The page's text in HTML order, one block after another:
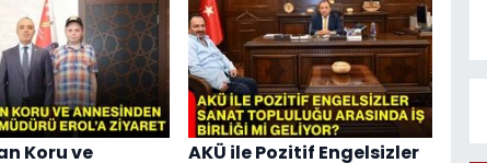
Koru ve
AKÜ ile Pozitif Engelsizler